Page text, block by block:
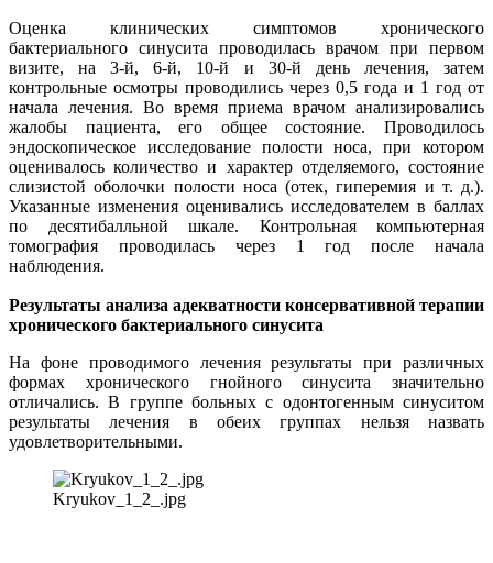
Оценка клинических симптомов хронического
бактериального синусита проводилась врачом при первом
визите, на 3-й, 6-й, 10-й и 30-й день лечения, затем
контрольные осмотры проводились через 0,5 года и 1 год от
начала лечения. Во время приема врачом анализировались
жалобы пациента, его общее состояние. Проводилось
эндоскопическое исследование полости носа, при котором
оценивалось количество и характер отделяемого, состояние
слизистой оболочки полости носа (отек, гиперемия и т. д.).
Указанные изменения оценивались исследователем в баллах
по десятибалльной шкале. Контрольная компьютерная
томография проводилась через 1 год после начала
наблюдения.
Результаты анализа адекватности консервативной терапии
хронического бактериального синусита
На фоне проводимого лечения результаты при различных
формах хронического гнойного синусита значительно
отличались. В группе больных с одонтогенным синуситом
результаты лечения в обеих группах нельзя назвать
удовлетворительными.
Kryukov_1_2_.jpg